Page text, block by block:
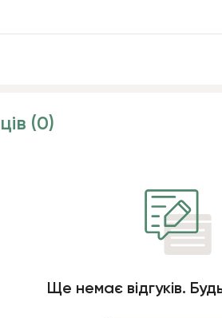
(0)
Ще немає відгуків.